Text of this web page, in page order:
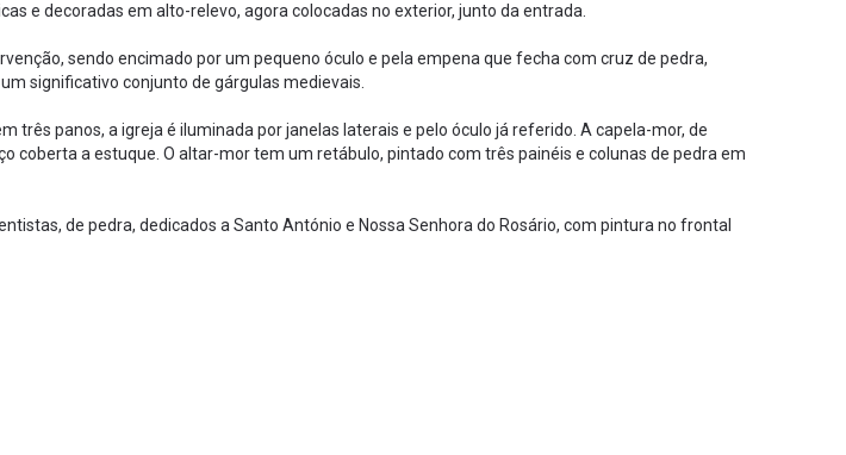
e decoradas em alto-relevo, agora colocadas no exterior, junto da entrada.
sendo encimado por um pequeno óculo e pela empena que fecha com cruz de pedra,
significativo conjunto de gárgulas medievais.
três panos, a igreja é iluminada por janelas laterais e pelo óculo já referido. A capela-mor, de
coberta a estuque. O altar-mor tem um retábulo, pintado com três painéis e colunas de pedra em
de pedra, dedicados a Santo António e Nossa Senhora do Rosário, com pintura no frontal